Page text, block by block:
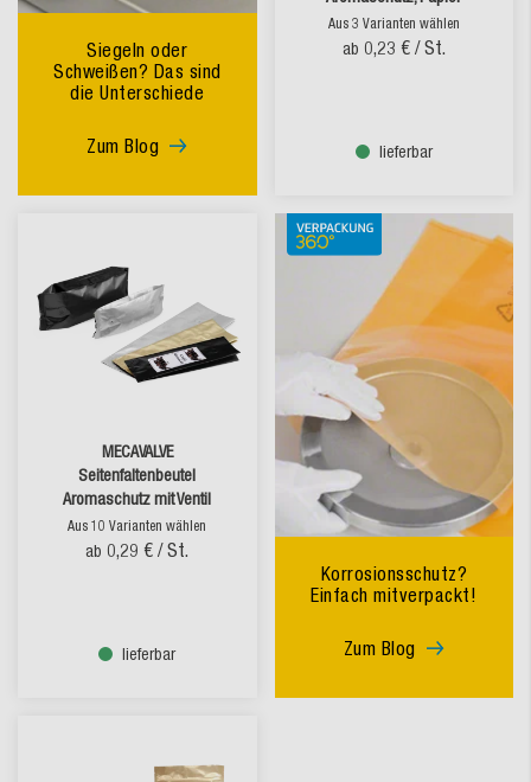
Siegeln oder
Schweißen? Das sind
die Unterschiede
Zum Blog
Aus 3 Varianten wählen
ab 0,23 € / St.
lieferbar
MECAVALVE
Seitenfaltenbeutel
Aromaschutz mit Ventil
Aus 10 Varianten wählen
ab 0,29 € / St.
lieferbar
Korrosionsschutz?
Einfach mitverpackt!
Zum Blog